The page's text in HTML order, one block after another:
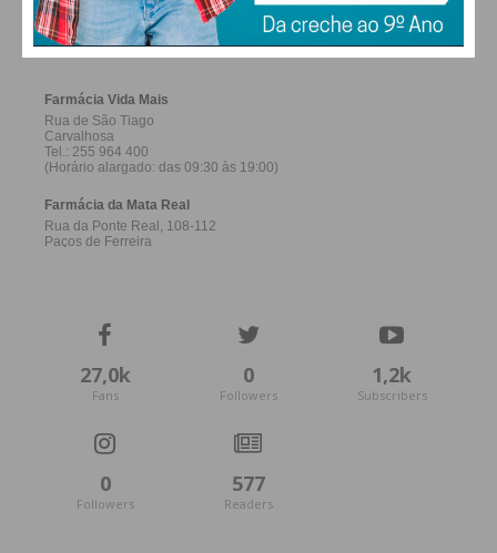
FERREIRA
27,0k
Fans
0
Followers
1,2k
Subscribers
0
Followers
577
Readers